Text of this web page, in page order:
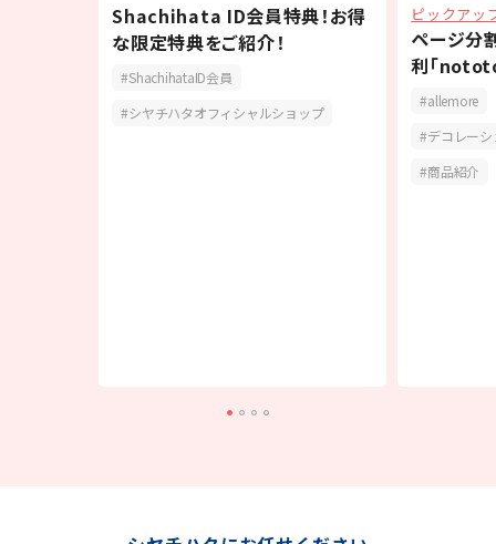
Shachihata ID会員特典！お得
な限定特典をご紹介！
ShachihataID会員
シヤチハタオフィシャルショップ
ピックアッ
ページ分
利「
allemore
デコレー
商品紹介